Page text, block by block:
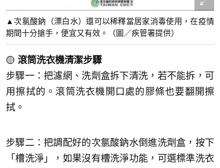
▲次氯酸鈉（漂白水）還可以稀釋當居家消毒使用，在疫情
期間十分搶手，便宜又有效。（圖／疾管署提供）
🟡 滾筒洗衣機清潔步驟
步驟一：把濾網、洗劑盒拆下清洗，若不能拆，可
用擦拭的。滾筒洗衣機開口處的膠條也要翻開擦
拭。
步驟二：把調配好的次氯酸鈉水倒進洗劑盒，按下
「槽洗淨」，如果沒有槽洗淨功能，可選標準洗衣